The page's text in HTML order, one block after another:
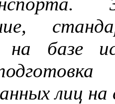
на базе
лиц